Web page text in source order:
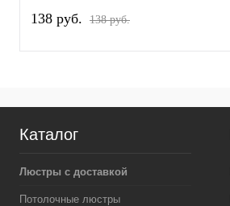
138 pуб. 138 pуб.
Каталог
Люстры с доставкой
Потолочные люстры